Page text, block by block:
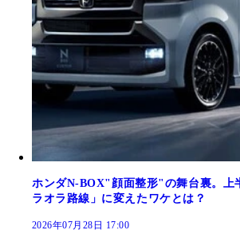
ホンダN-BOX"顔面整形"の舞台裏。上
ラオラ路線」に変えたワケとは？
2026年07月28日 17:00